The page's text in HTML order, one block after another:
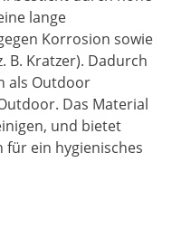
lange
Korrosion sowie
B. Kratzer). Dadurch
als Outdoor
Das Material
und bietet
ein hygienisches